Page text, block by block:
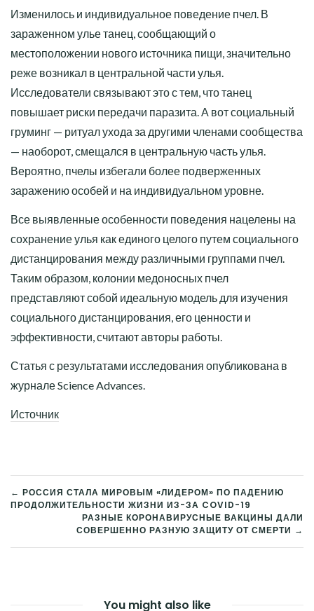
Изменилось и индивидуальное поведение пчел. В
зараженном улье танец, сообщающий о
местоположении нового источника пищи, значительно
реже возникал в центральной части улья.
Исследователи связывают это с тем, что танец
повышает риски передачи паразита. А вот социальный
груминг — ритуал ухода за другими членами сообщества
— наоборот, смещался в центральную часть улья.
Вероятно, пчелы избегали более подверженных
заражению особей и на индивидуальном уровне.
Все выявленные особенности поведения нацелены на
сохранение улья как единого целого путем социального
дистанцирования между различными группами пчел.
Таким образом, колонии медоносных пчел
представляют собой идеальную модель для изучения
социального дистанцирования, его ценности и
эффективности, считают авторы работы.
Статья с результатами исследования опубликована в
журнале Science Advances.
Источник
НАВИГАЦИЯ
ПО
← РОССИЯ СТАЛА МИРОВЫМ «ЛИДЕРОМ» ПО ПАДЕНИЮ
ПРОДОЛЖИТЕЛЬНОСТИ ЖИЗНИ ИЗ-ЗА COVID-19
РАЗНЫЕ КОРОНАВИРУСНЫЕ ВАКЦИНЫ ДАЛИ
СОВЕРШЕННО РАЗНУЮ ЗАЩИТУ ОТ СМЕРТИ →
You might also like